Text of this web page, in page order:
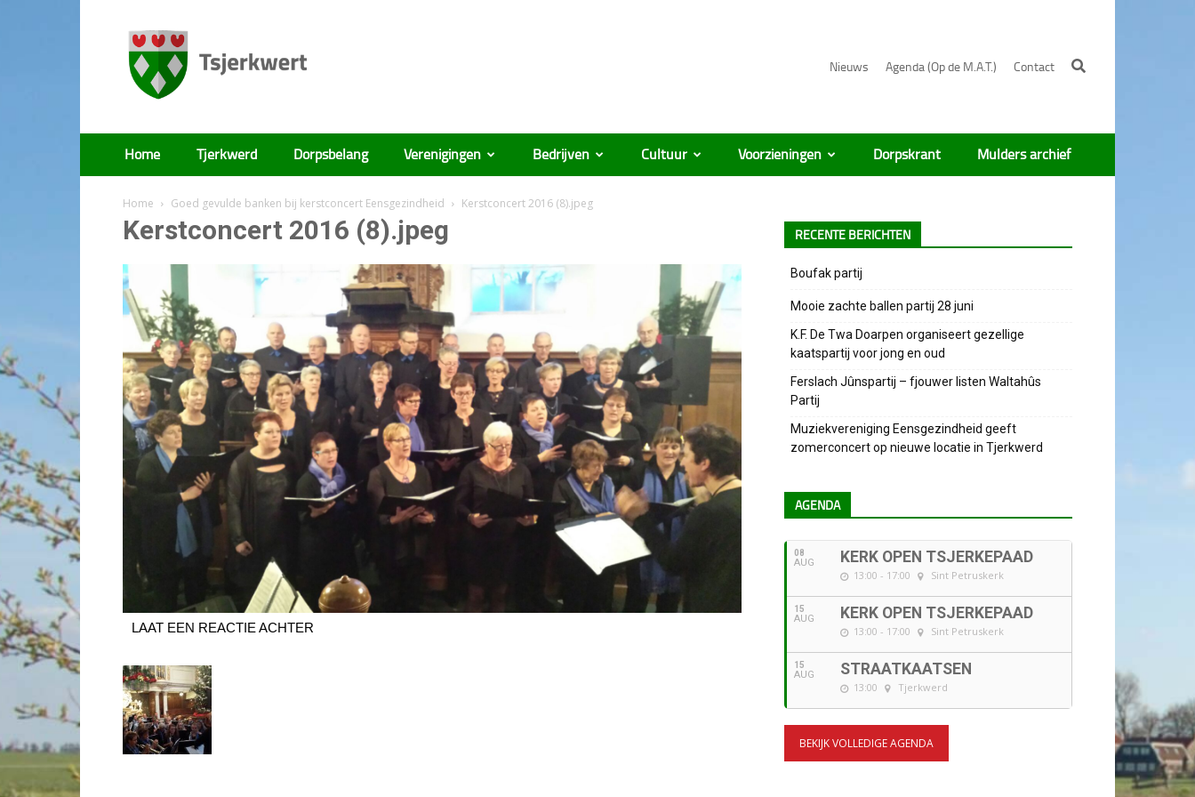
Nieuws Agenda (Op de M.A.T.) Contact
Tsjerkwert
Home Tjerkwerd Dorpsbelang Verenigingen Bedrijven Cultuur Voorzieningen Dorpskrant Mulders archief
Home Goed gevulde banken bij kerstconcert Eensgezindheid Kerstconcert 2016 (8).jpeg
Kerstconcert 2016 (8).jpeg
LAAT EEN REACTIE ACHTER
RECENTE BERICHTEN
Boufak partij
Mooie zachte ballen partij 28 juni
K.F. De Twa Doarpen organiseert gezellige
kaatspartij voor jong en oud
Ferslach Jûnspartij – fjouwer listen Waltahûs
Partij
Muziekvereniging Eensgezindheid geeft
zomerconcert op nieuwe locatie in Tjerkwerd
AGENDA
08
AUG KERK OPEN TSJERKEPAAD
13:00 - 17:00 Sint Petruskerk
15
AUG KERK OPEN TSJERKEPAAD
13:00 - 17:00 Sint Petruskerk
15
AUG STRAATKAATSEN
13:00 Tjerkwerd
BEKIJK VOLLEDIGE AGENDA